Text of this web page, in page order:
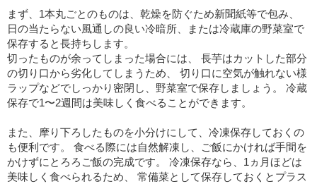
まず、1本丸ごとのものは、乾燥を防ぐため新聞紙等で包み、
日の当たらない風通しの良い冷暗所、または冷蔵庫の野菜室で
保存すると長持ちします。
切ったものが余ってしまった場合には、 長芋はカットした部分
の切り口から劣化してしまうため、 切り口に空気が触れない様
ラップなどでしっかり密閉し、野菜室で保存しましょう。 冷蔵
保存で1〜2週間は美味しく食べることができます。
また、摩り下ろしたものを小分けにして、冷凍保存しておくの
も便利です。 食べる際には自然解凍し、ご飯にかければ手間を
かけずにとろろご飯の完成です。 冷凍保存なら、1ヵ月ほどは
美味しく食べられるため、 常備菜として保存しておくとプラス